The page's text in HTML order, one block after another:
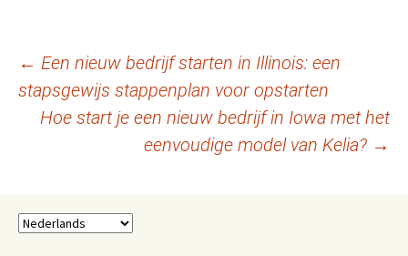
Berichtnavigatie
← Een nieuw bedrijf starten in Illinois: een
stapsgewijs stappenplan voor opstarten
Hoe start je een nieuw bedrijf in Iowa met het
eenvoudige model van Kelia? →